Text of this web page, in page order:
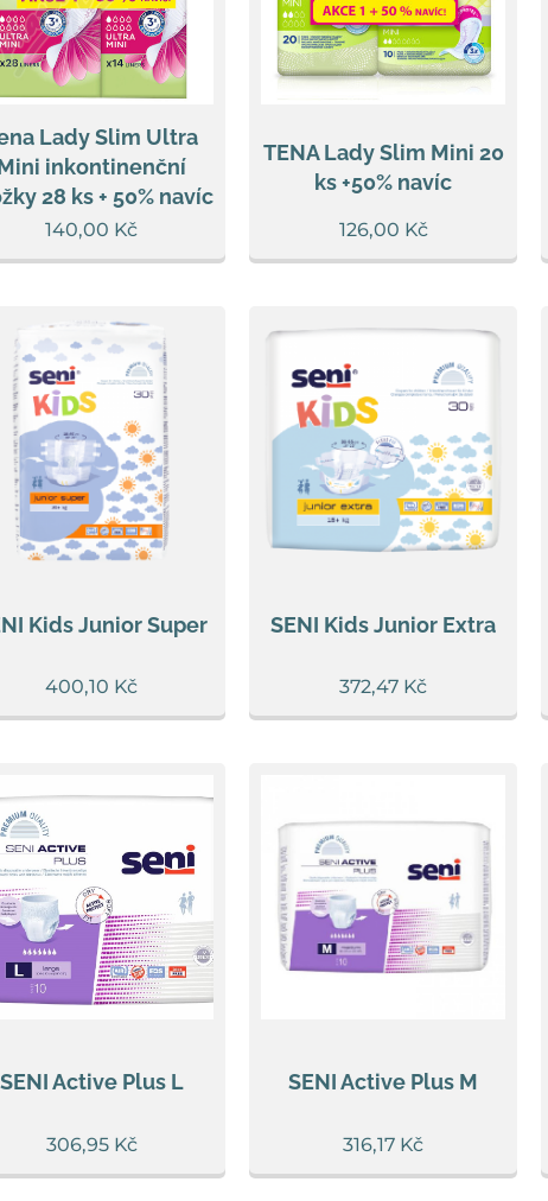
Lady Slim Ultra
inkontinenční
28 ks + 50% navíc
140,00 Kč
TENA Lady Slim Mini 20
ks +50% navíc
126,00 Kč
Kids Junior Super
400,10 Kč
SENI Kids Junior Extra
372,47 Kč
SENI Active Plus L
306,95Kč
SENI Active Plus M
316,17 Kč